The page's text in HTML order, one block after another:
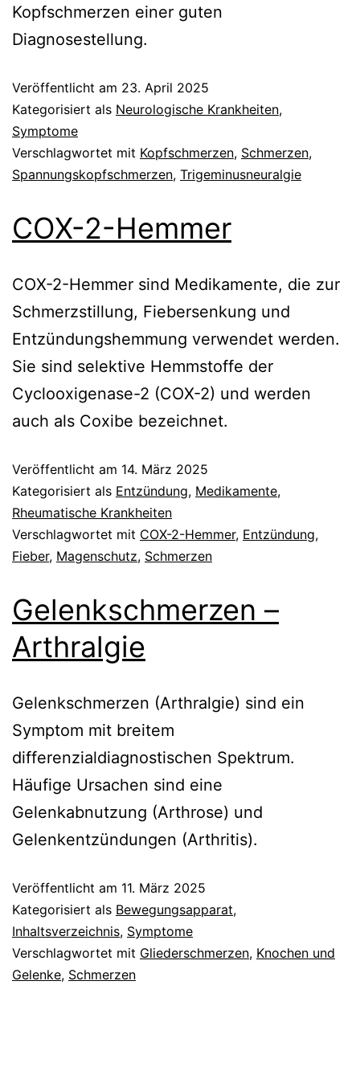
Kopfschmerzen einer guten
Diagnosestellung.
Veröffentlicht am 23. April 2025
Kategorisiert als Neurologische Krankheiten,
Symptome
Verschlagwortet mit Kopfschmerzen, Schmerzen,
Spannungskopfschmerzen, Trigeminusneuralgie
COX-2-Hemmer
COX-2-Hemmer sind Medikamente, die zur
Schmerzstillung, Fiebersenkung und
Entzündungshemmung verwendet werden.
Sie sind selektive Hemmstoffe der
Cyclooxigenase-2 (COX-2) und werden
auch als Coxibe bezeichnet.
Veröffentlicht am 14. März 2025
Kategorisiert als Entzündung, Medikamente,
Rheumatische Krankheiten
Verschlagwortet mit COX-2-Hemmer, Entzündung,
Fieber, Magenschutz, Schmerzen
Gelenkschmerzen –
Arthralgie
Gelenkschmerzen (Arthralgie) sind ein
Symptom mit breitem
differenzialdiagnostischen Spektrum.
Häufige Ursachen sind eine
Gelenkabnutzung (Arthrose) und
Gelenkentzündungen (Arthritis).
Veröffentlicht am 11. März 2025
Kategorisiert als Bewegungsapparat,
Inhaltsverzeichnis, Symptome
Verschlagwortet mit Gliederschmerzen, Knochen und
Gelenke, Schmerzen